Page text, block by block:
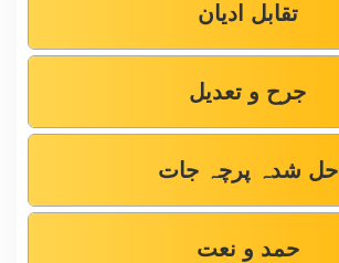
تقابل ادیان
جرح و تعدیل
حل شدہ پرچہ جات
حمد و نعت